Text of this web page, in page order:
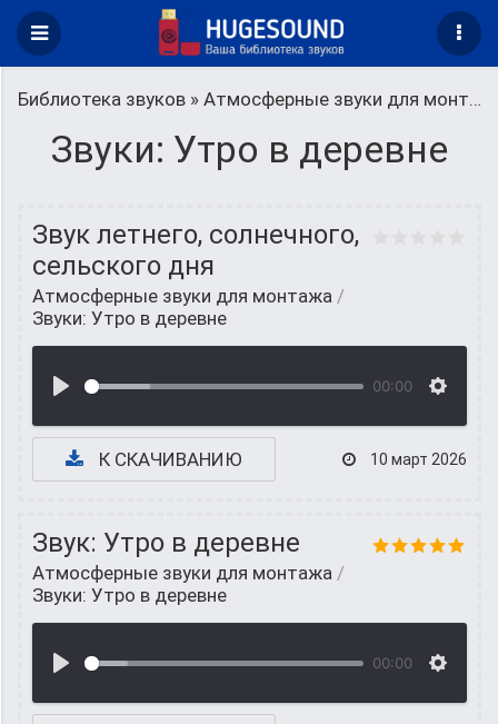
Библиотека звуков » Атмосферные звуки для монтажа
Звуки: Утро в деревне
Звук летнего, солнечного,
сельского дня
Атмосферные звуки для монтажа /
Звуки: Утро в деревне
00:00
К СКАЧИВАНИЮ 10 март 2026
Звук: Утро в деревне
Атмосферные звуки для монтажа /
Звуки: Утро в деревне
00:00